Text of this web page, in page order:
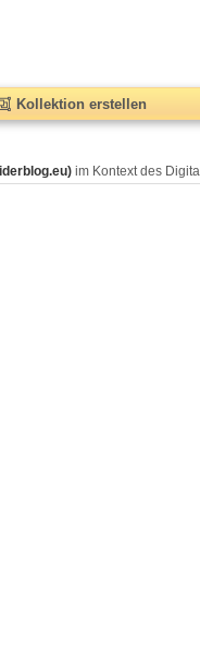
Kollektion erstellen
im Kontext des